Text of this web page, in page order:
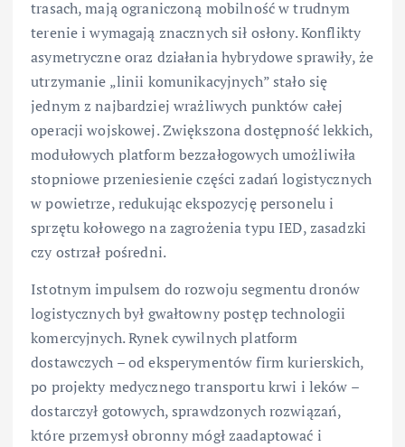
trasach, mają ograniczoną mobilność w trudnym
terenie i wymagają znacznych sił osłony. Konflikty
asymetryczne oraz działania hybrydowe sprawiły, że
utrzymanie „linii komunikacyjnych” stało się
jednym z najbardziej wrażliwych punktów całej
operacji wojskowej. Zwiększona dostępność lekkich,
modułowych platform bezzałogowych umożliwiła
stopniowe przeniesienie części zadań logistycznych
w powietrze, redukując ekspozycję personelu i
sprzętu kołowego na zagrożenia typu IED, zasadzki
czy ostrzał pośredni.
Istotnym impulsem do rozwoju segmentu dronów
logistycznych był gwałtowny postęp technologii
komercyjnych. Rynek cywilnych platform
dostawczych – od eksperymentów firm kurierskich,
po projekty medycznego transportu krwi i leków –
dostarczył gotowych, sprawdzonych rozwiązań,
które przemysł obronny mógł zaadaptować i